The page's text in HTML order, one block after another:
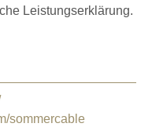
Leistungserklärung.
sommercable